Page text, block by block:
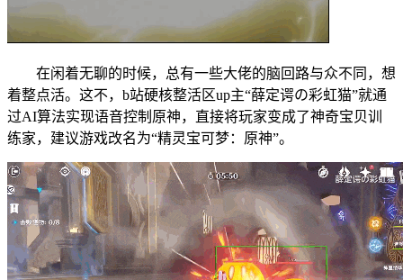
在闲着无聊的时候，总有一些大佬的脑回路与众不同，想
着整点活。这不，b站硬核整活区up主“薛定谔の彩虹猫”就通
过AI算法实现语音控制原神，直接将玩家变成了神奇宝贝训
练家，建议游戏改名为“精灵宝可梦：原神”。